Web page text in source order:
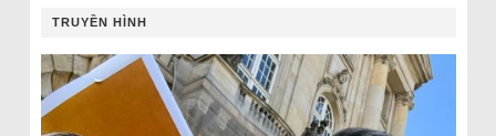
TRUYỀN HÌNH